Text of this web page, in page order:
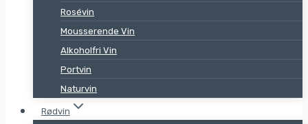
Rosévin
Mousserende Vin
Alkoholfri Vin
Portvin
Naturvin
Rødvin